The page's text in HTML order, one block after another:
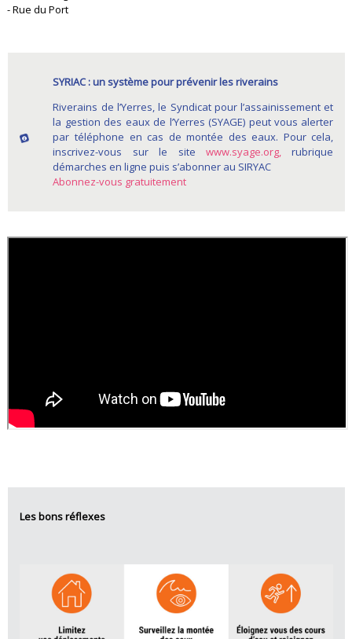
- Rue du Port
SYRIAC : un système pour prévenir les riverains
Riverains de l’Yerres, le Syndicat pour l’assainissement et
la gestion des eaux de l’Yerres (SYAGE) peut vous alerter
par téléphone en cas de montée des eaux. Pour cela,
inscrivez-vous sur le sitewww.syage.org, rubrique
démarches en ligne puis s’abonner au SIRYAC
Abonnez-vous gratuitement
Les bons réflexes